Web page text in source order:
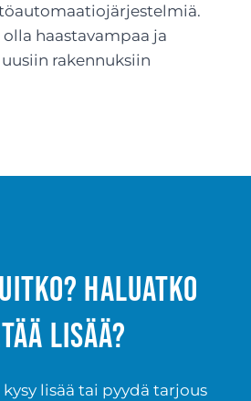
haastavampaa ja
rakennuksiin
Haluatko
lisää?
lisää tai pyydä tarjous